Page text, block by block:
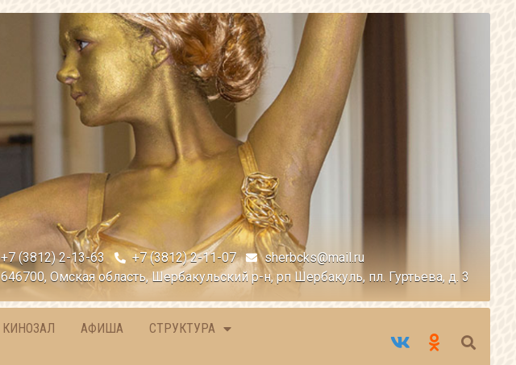
+7 (3812) 2-13-63 +7 (3812) 2-11-07
sherbcks@mail.ru
646700, Омская область, Шербакульский р-н, рп Шербакуль, пл. Гуртьева, д. 3
КИНОЗАЛ АФИША
СТРУКТУРА